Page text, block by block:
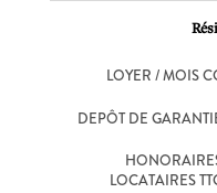
LOYER / MOIS
DEPÔT DE
LOCATAIRES